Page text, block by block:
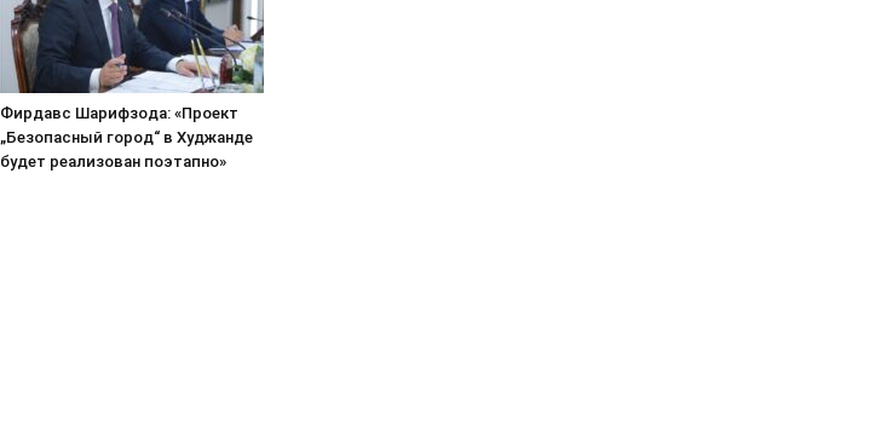
Фирдавс Шарифзода: «Проект
„Безопасный город“ в Худжанде
будет реализован поэтапно»